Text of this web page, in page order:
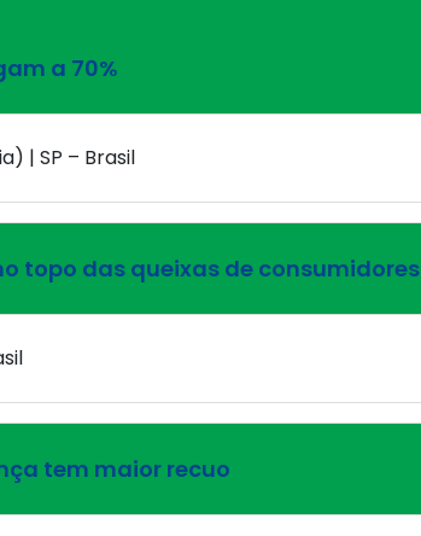
a 70%
| SP – Brasil
topo das queixas de consumidores
tem maior recuo